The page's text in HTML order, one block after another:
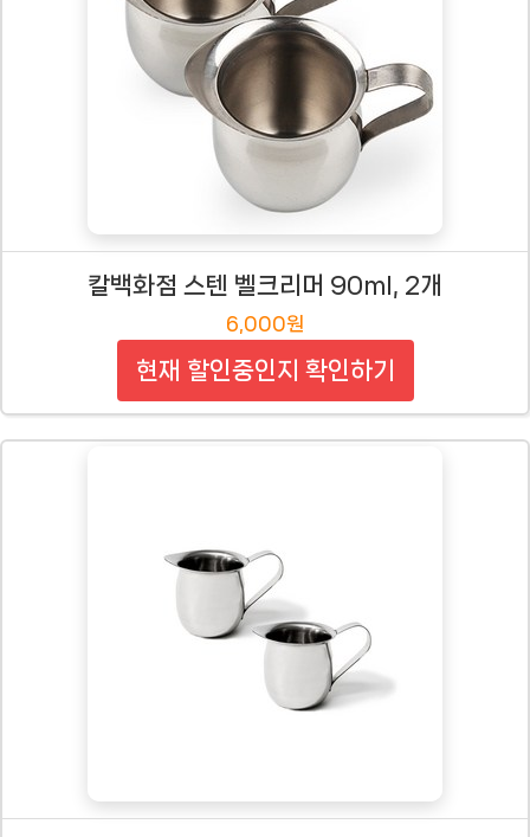
칼백화점 스텐 벨크리머 90ml, 2개
6,000원
현재 할인중인지 확인하기